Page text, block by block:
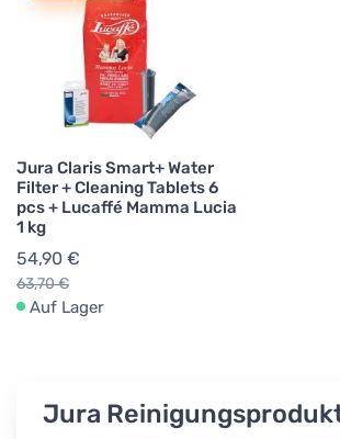
Jura Claris Smart+ Water
Filter + Cleaning Tablets 6
pcs + Lucaffé Mamma Lucia
1 kg
54,90 €
63,70 €
Auf Lager
Jura